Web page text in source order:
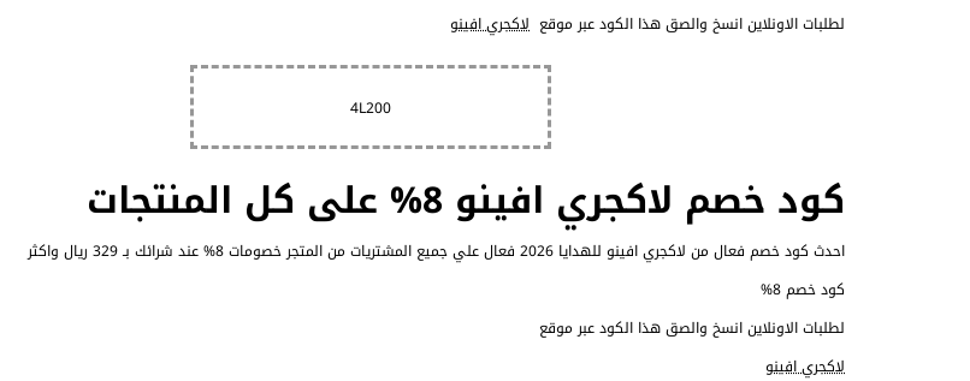
لطلبات الاونلاين انسخ والصق هذا الكود عبر موقع لاكجري افينو
4L200
كود خصم لاكجري افينو 8% على كل المنتجات
احدث كود خصم فعال من لاكجري افينو للهدايا 2026 فعال علي جميع المشتريات من المتجر خصومات 8% عند شرائك بـ 329 ريال واكثر
كود خصم 8%
لطلبات الاونلاين انسخ والصق هذا الكود عبر موقع
لاكجري افينو